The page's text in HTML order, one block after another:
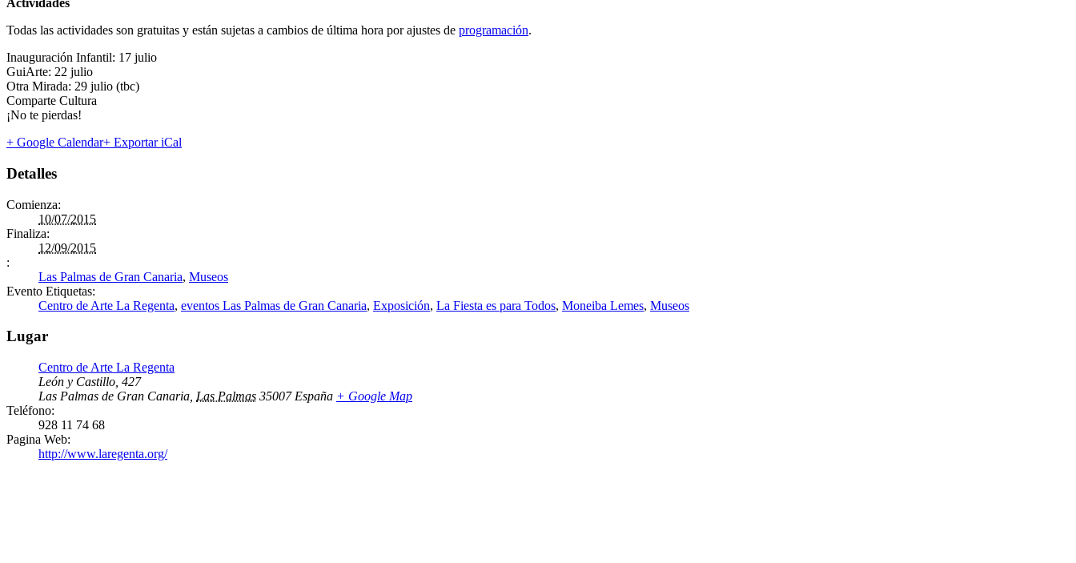
Actividades
Todas las actividades son gratuitas y están sujetas a cambios de última hora por ajustes de programación.
Inauguración Infantil: 17 julio
GuiArte: 22 julio
Otra Mirada: 29 julio (tbc)
Comparte Cultura
¡No te pierdas!
+ Google Calendar+ Exportar iCal
Detalles
Comienza:
10/07/2015
Finaliza:
12/09/2015
:
Las Palmas de Gran Canaria, Museos
Evento Etiquetas:
Centro de Arte La Regenta, eventos Las Palmas de Gran Canaria, Exposición, La Fiesta es para Todos, Moneiba Lemes, Museos
Lugar
Centro de Arte La Regenta
León y Castillo, 427
Las Palmas de Gran Canaria Las Palmas 35007 España + Google Map
Teléfono:
928 11 74 68
Pagina Web:
http://www.laregenta.org/